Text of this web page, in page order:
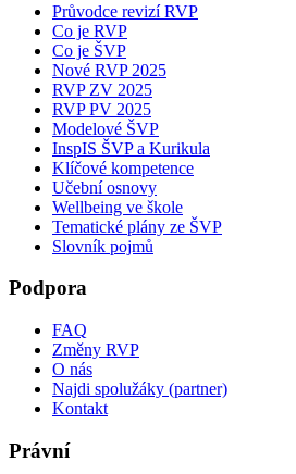
Průvodce revizí RVP
Co je RVP
Co je ŠVP
Nové RVP 2025
RVP ZV 2025
RVP PV 2025
Modelové ŠVP
InspIS ŠVP a Kurikula
Klíčové kompetence
Učební osnovy
Wellbeing ve škole
Tematické plány ze ŠVP
Slovník pojmů
Podpora
FAQ
Změny RVP
O nás
Najdi spolužáky (partner)
Kontakt
Právní